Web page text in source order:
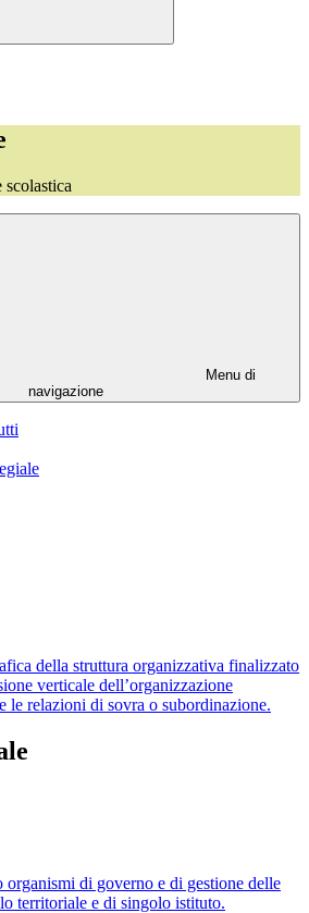
Menu di
navigazione
della struttura organizzativa finalizzato
verticale dell’organizzazione
le relazioni di sovra o subordinazione.
di governo e di gestione delle
territoriale e di singolo istituto.